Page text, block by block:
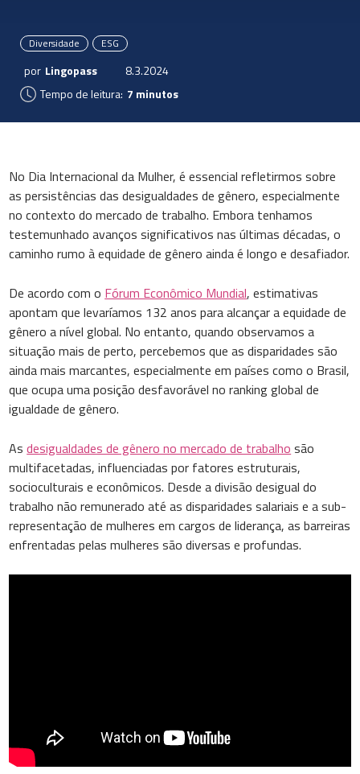
Diversidade ESG
por Lingopass
8.3.2024
Tempo de leitura: 7 minutos
No Dia Internacional da Mulher, é essencial refletirmos sobre
as persistências das desigualdades de gênero, especialmente
no contexto do mercado de trabalho. Embora tenhamos
testemunhado avanços significativos nas últimas décadas, o
caminho rumo à equidade de gênero ainda é longo e desafiador.
De acordo com o Fórum Econômico Mundial, estimativas
apontam que levaríamos 132 anos para alcançar a equidade de
gênero a nível global. No entanto, quando observamos a
situação mais de perto, percebemos que as disparidades são
ainda mais marcantes, especialmente em países como o Brasil,
que ocupa uma posição desfavorável no ranking global de
igualdade de gênero.
Asdesigualdades de gênero no mercado de trabalho são
multifacetadas, influenciadas por fatores estruturais,
socioculturais e econômicos. Desde a divisão desigual do
trabalho não remunerado até as disparidades salariais e a sub-
representação de mulheres em cargos de liderança, as barreiras
enfrentadas pelas mulheres são diversas e profundas.